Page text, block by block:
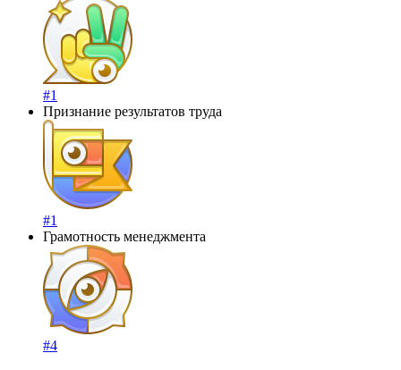
#1
Признание результатов труда
#1
Грамотность менеджмента
#4